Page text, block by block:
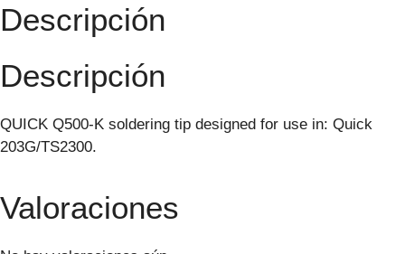
Descripción
Descripción
QUICK Q500-K soldering tip designed for use in: Quick
203G/TS2300.
Valoraciones